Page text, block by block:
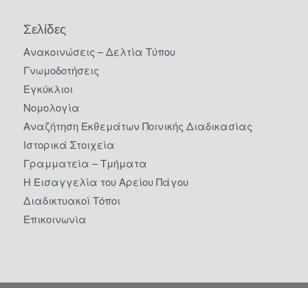
Σελίδες
Ανακοινώσεις – Δελτία Τύπου
Γνωμοδοτήσεις
Εγκύκλιοι
Νομολογία
Αναζήτηση Εκθεμάτων Ποινικής Διαδικασίας
Ιστορικά Στοιχεία
Γραμματεία – Τμήματα
Η Εισαγγελία του Αρείου Πάγου
Διαδικτυακοί Τόποι
Επικοινωνία